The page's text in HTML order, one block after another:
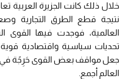
خلال ذلك كانت الجزيرة العربية
نتيجة قطع الطرق التجارية
العالمية، فوجدت فيها القوى
تحديات سياسية واقتصادية
جعل مواقف بعض القوى حَرِجًة في
العالم أجمع.